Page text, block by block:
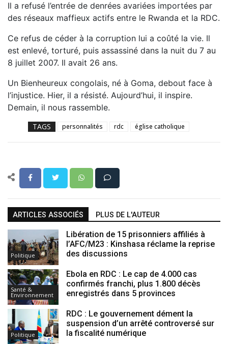
Il a refusé l’entrée de denrées avariées importées par
des réseaux maffieux actifs entre le Rwanda et la RDC.
Ce refus de céder à la corruption lui a coûté la vie. Il
est enlevé, torturé, puis assassiné dans la nuit du 7 au
8 juillet 2007. Il avait 26 ans.
Un Bienheureux congolais, né à Goma, debout face à
l’injustice. Hier, il a résisté. Aujourd’hui, il inspire.
Demain, il nous rassemble.
TAGS personnalités rdc église catholique
ARTICLES ASSOCIÉS PLUS DE L'AUTEUR
Politique
Libération de 15 prisonniers affiliés à
l’AFC/M23 : Kinshasa réclame la reprise
des discussions
Santé &
Environnement
Ebola en RDC : Le cap de 4.000 cas
confirmés franchi, plus 1.800 décès
enregistrés dans 5 provinces
Politique
RDC : Le gouvernement dément la
suspension d’un arrêté controversé sur
la fiscalité numérique